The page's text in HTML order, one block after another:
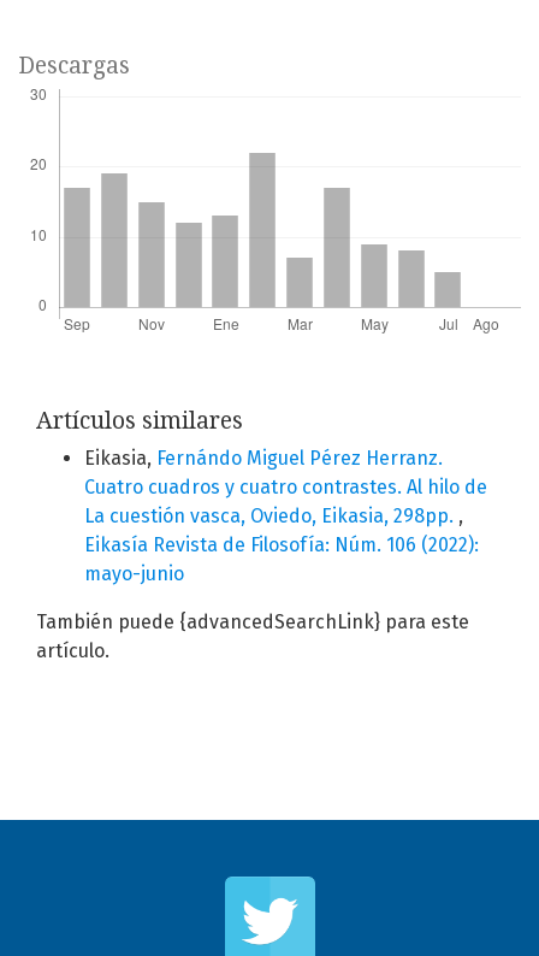
Descargas
Artículos similares
Eikasia, Fernándo Miguel Pérez Herranz.
Cuatro cuadros y cuatro contrastes. Al hilo de
La cuestión vasca, Oviedo, Eikasia, 298pp. ,
Eikasía Revista de Filosofía: Núm. 106 (2022):
mayo-junio
También puede {advancedSearchLink} para este
artículo.